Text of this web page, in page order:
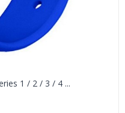
1 / 2 / 3 / 4 ...